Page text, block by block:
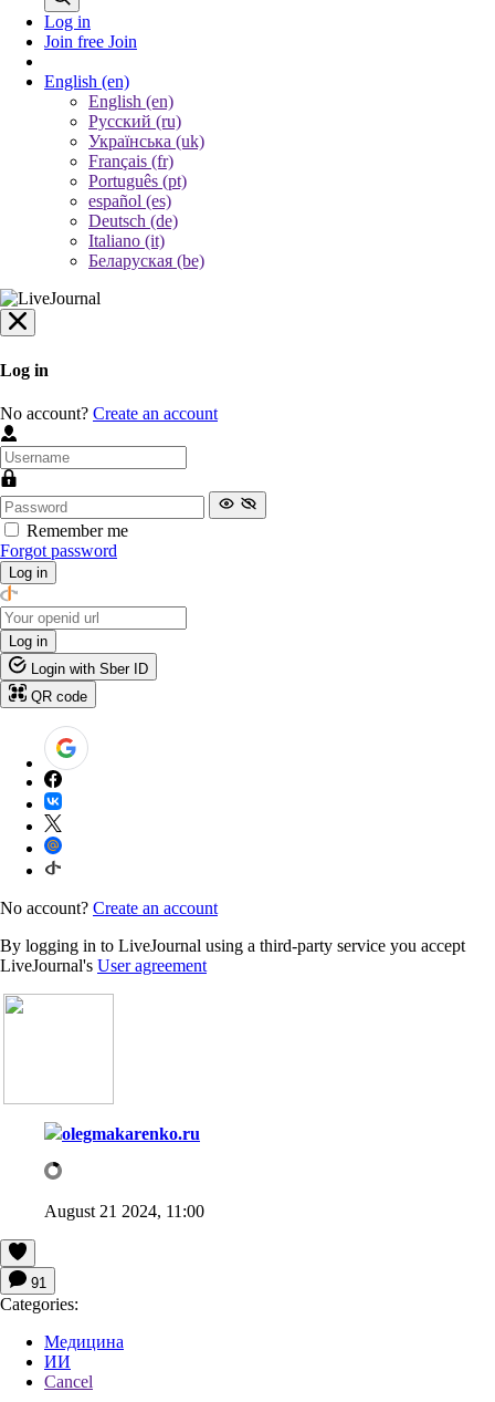
Log in
Join free Join
English (en)
English (en)
Русский (ru)
Українська (uk)
Français (fr)
Português (pt)
español (es)
Deutsch (de)
Italiano (it)
Беларуская (be)
Log in
No account? Create an account
Remember me
Forgot password
Log in
Log in
Login with Sber ID
QR code
No account? Create an account
By logging in to LiveJournal using a third-party service you accept
LiveJournal's User agreement
olegmakarenko.ru
August 21 2024, 11:00
91
Categories:
Медицина
ИИ
Cancel